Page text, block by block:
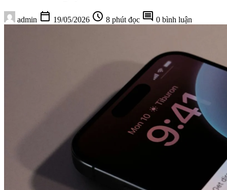
admin calendar_today 19/05/2026 schedule 8 phút đọc comment 0 bình luận